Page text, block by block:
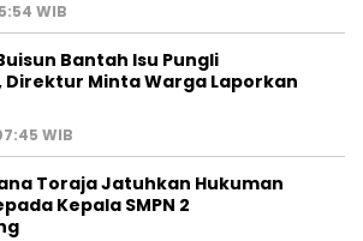
WIB
Bantah Isu Pungli
Direktur Minta Warga Laporkan
WIB
Toraja Jatuhkan Hukuman
Kepala SMPN 2